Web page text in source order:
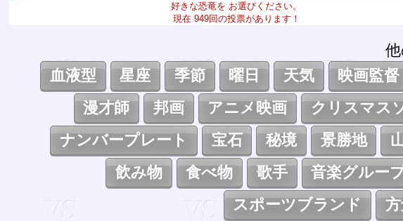
好きな恐竜を お選びください。
現在 949回の投票があります！
血液型
星座 季節 曜日 天気 映画監督
漫才師
邦画 アニメ映画 クリスマス
ナンバープレート
宝石 秘境 景勝地
飲み物
食べ物 歌手 音楽グルー
スポーツブランド